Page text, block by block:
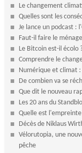
Le changement
Quelles sont les
Je lance un podcast :
Faut-il faire le
Le Bitcoin est-il écolo
Comprendre le
Numérique et climat
De combien va se
Que dit le nouveau
Les 20 ans du
Quelle est
Décès de Niklaus
Vélorutopia, une
pêche